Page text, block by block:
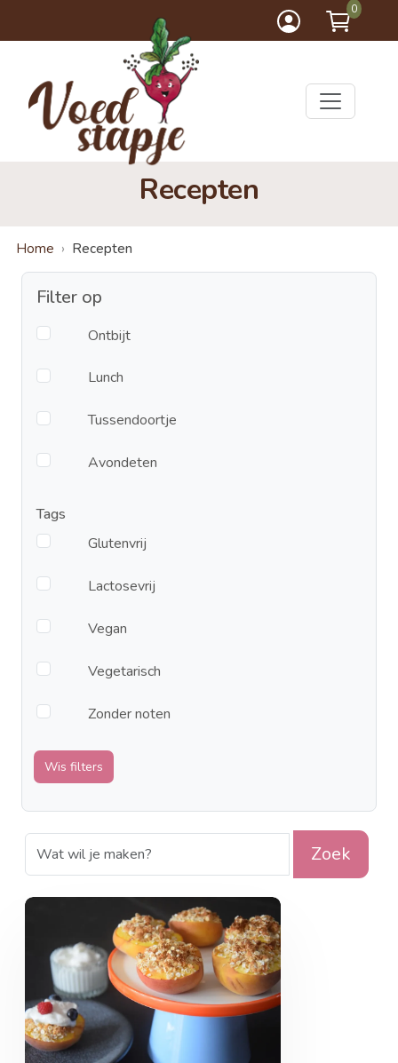
0
Recepten
Home Recepten
Filter op
Ontbijt
Lunch
Tussendoortje
Avondeten
Tags
Glutenvrij
Lactosevrij
Vegan
Vegetarisch
Zonder noten
Wis filters
Zoek